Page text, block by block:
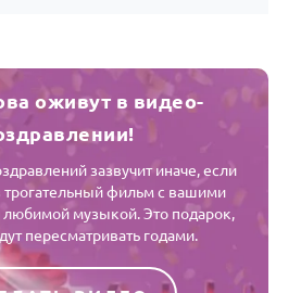
оживут в видео-
зазвучит иначе, если
трогательный фильм с вашими
музыкой. Это подарок,
пересматривать годами.